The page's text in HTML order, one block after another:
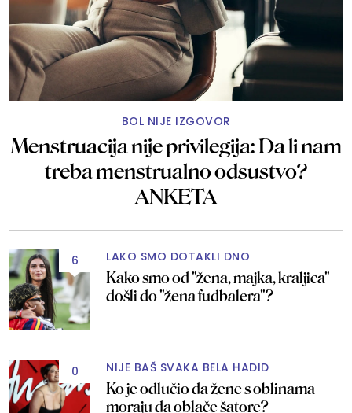
BOL NIJE IZGOVOR
Menstruacija nije privilegija: Da li nam
treba menstrualno odsustvo?
ANKETA
6 LAKO SMO DOTAKLI DNO
Kako smo od "žena, majka, kraljica"
došli do "žena fudbalera"?
0 NIJE BAŠ SVAKA BELA HADID
Ko je odlučio da žene s oblinama
moraju da oblače šatore?